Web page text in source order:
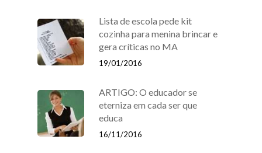
Lista de escola pede kit
cozinha para menina brincar e
gera críticas no MA
19/01/2016
ARTIGO: O educador se
eterniza em cada ser que
educa
16/11/2016